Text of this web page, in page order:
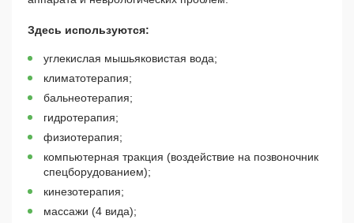
Здесь используются:
углекислая мышьяковистая вода;
климатотерапия;
бальнеотерапия;
гидротерапия;
физиотерапия;
компьютерная тракция (воздействие на позвоночник
спецборудованием);
кинезотерапия;
массажи (4 вида);